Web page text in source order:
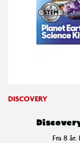
DISCOVERY
Fra 8